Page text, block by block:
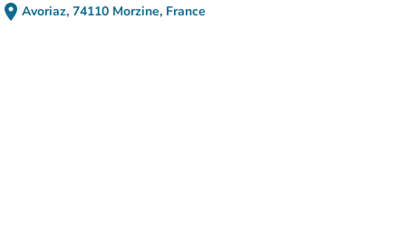
place Avoriaz, 74110 Morzine, France
(abrir en Google Maps)
(nueva pestaña)